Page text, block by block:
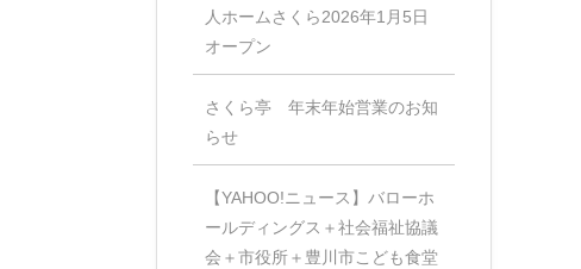
人ホームさくら2026年1月5日
オープン
さくら亭 年末年始営業のお知
らせ
【YAHOO!ニュース】バローホ
ールディングス＋社会福祉協議
会＋市役所＋豊川市こども食堂